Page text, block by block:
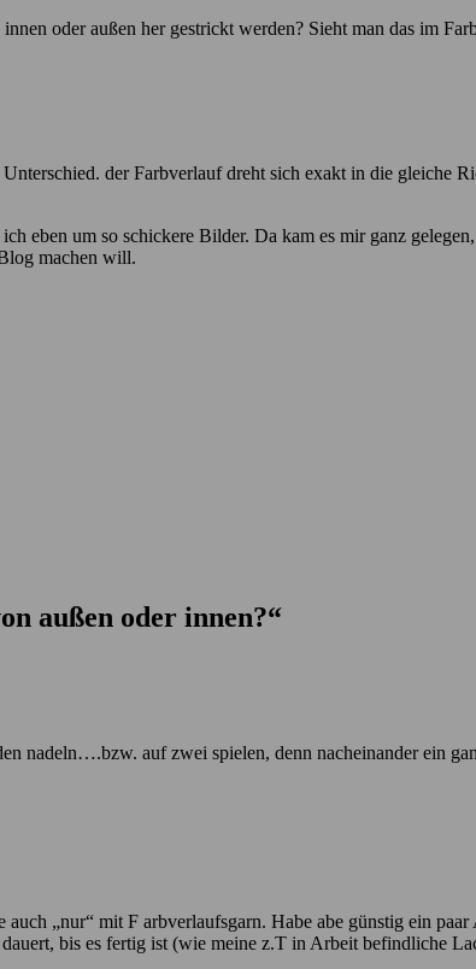
oder außen her gestrickt werden? Sieht man das im
der Farbverlauf dreht sich exakt in die gleiche
eben um so schickere Bilder. Da kam es mir ganz
machen will.
außen oder innen?“
nadeln….bzw. auf zwei spielen, denn nacheinander ein
„nur“ mit F arbverlaufsgarn. Habe abe günstig ein
bis es fertig ist (wie meine z.T in Arbeit befindliche